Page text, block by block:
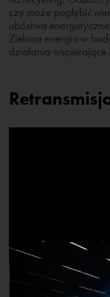
czy może pogłębić
ubóstwa
Zielona energia w
działania wspierające